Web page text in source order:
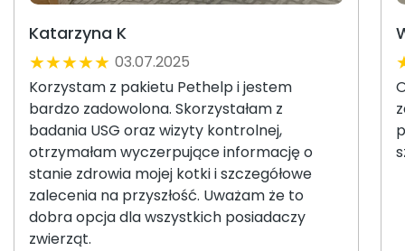
Katarzyna K
★★★★★ 03.07.2025
Korzystam z pakietu Pethelp i jestem
bardzo zadowolona. Skorzystałam z
badania USG oraz wizyty kontrolnej,
otrzymałam wyczerpujące informację o
stanie zdrowia mojej kotki i szczegółowe
zalecenia na przyszłość. Uważam że to
dobra opcja dla wszystkich posiadaczy
zwierząt.